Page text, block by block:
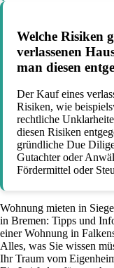
Welche Risiken
verlassenen
man diesen
Der Kauf eines
Risiken, wie
rechtliche
diesen Risiken
gründliche Due
Gutachter oder
Fördermittel oder
Wohnung mieten in
in Bremen: Tipps und
einer Wohnung in
Alles, was Sie wissen
Ihr Traum vom